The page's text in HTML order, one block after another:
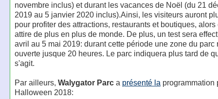
novembre inclus) et durant les vacances de Noël (du 21
2019 au 5 janvier 2020 inclus).Ainsi, les visiteurs auront
pour profiter des attractions, restaurants et boutiques,
attire de plus en plus de monde. De plus, un test sera
avril au 5 mai 2019: durant cette période une zone du parc
ouverte jusque 20 heures. Le parc indiquera plus tard de
s'agit.
Par ailleurs, Walygator Parca présenté la programmation
Halloween 2018: